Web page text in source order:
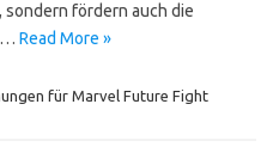
fördern auch die
Read More »
für Marvel Future Fight